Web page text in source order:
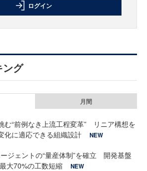
ログイン
ング
月間
む“前例なき上流工程変革” リニア構想を
化に適応できる組織設計
NEW
ジェントの“量産体制”を確立 開発基盤
大70%の工数短縮
NEW